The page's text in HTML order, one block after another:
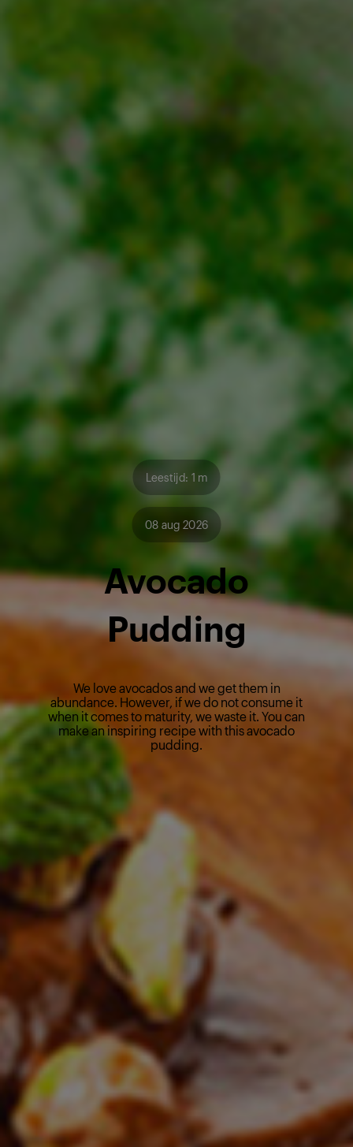
Leestijd: 1 m
08 aug 2026
Avocado
Pudding
We love avocados and we get them in
abundance. However, if we do not consume it
when it comes to maturity, we waste it. You can
make an inspiring recipe with this avocado
pudding.